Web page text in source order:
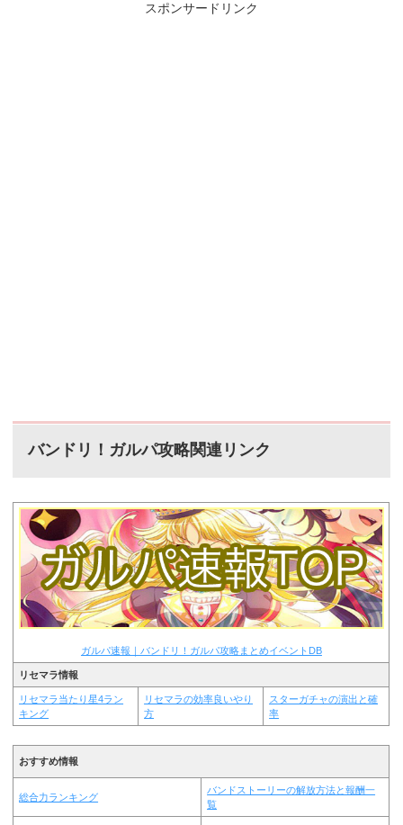
スポンサードリンク
バンドリ！ガルパ攻略関連リンク
ガルパ速報｜バンドリ！ガルパ攻略まとめイベントDB
リセマラ情報
リセマラ当たり星4ラン
キング
リセマラの効率良いやり
方
スターガチャの演出と確
率
おすすめ情報
総合力ランキング
バンドストーリーの解放方法と報酬一
覧